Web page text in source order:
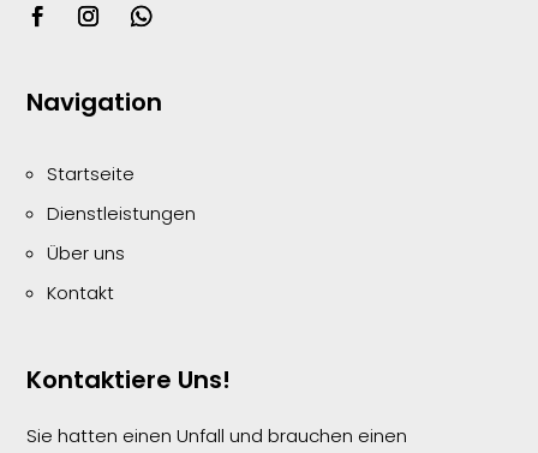
Navigation
Startseite
Dienstleistungen
Über uns
Kontakt
Kontaktiere Uns!
Sie hatten einen Unfall und brauchen einen